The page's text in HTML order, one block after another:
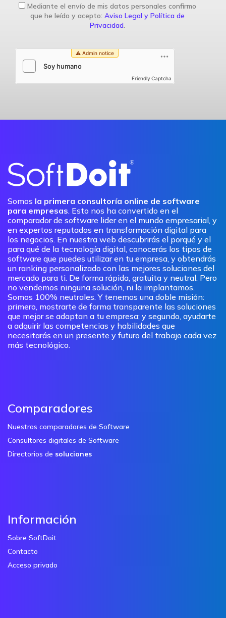
Mediante el envío de mis datos personales confirmo
que he leído y acepto: Aviso Legal y Política de
Privacidad.
Friendly Captcha
Somos la primera consultoría online de software
para empresas. Esto nos ha convertido en el
comparador de software lider en el mundo empresarial, y
en expertos reputados en transformación digital para
los negocios. En nuestra web descubrirás el porqué y el
para qué de la tecnología digital, conocerás los tipos de
software que puedes utilizar en tu empresa, y obtendrás
un ranking personalizado con las mejores soluciones del
mercado para ti. De forma rápida, gratuita y neutral. Pero
no vendemos ninguna solución, ni la implantamos.
Somos 100% neutrales. Y tenemos una doble misión:
primero, mostrarte de forma transparente las soluciones
que mejor se adaptan a tu empresa; y segundo, ayudarte
a adquirir las competencias y habilidades que
necesitarás en un presente y futuro del trabajo cada vez
más tecnológico.
Comparadores
Nuestros comparadores de Software
Consultores digitales de Software
Directorios de soluciones
Información
Sobre SoftDoit
Contacto
Acceso privado